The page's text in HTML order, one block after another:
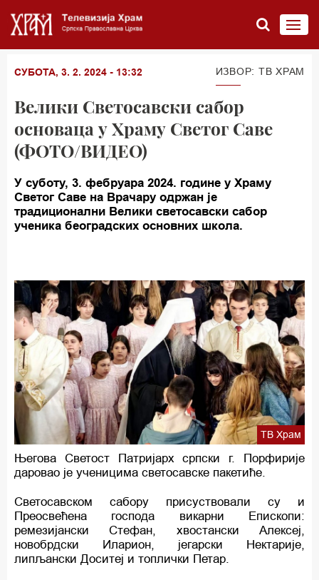
СУБОТА, 3. 2. 2024 - 13:32 ИЗВОР: TВ ХРАМ
Велики Светосавски сабор
основаца у Храму Светог Саве
(ФОТО/ВИДЕО)
У суботу, 3. фебруара 2024. године у Храму
Светог Саве на Врачару одржан је
традиционални Велики светосавски сабор
ученика београдских основних школа.
ТВ Храм
Његова Светост Патријарх српски г. Порфирије
даровао је ученицима светосавске пакетиће.
Светосавском сабору присуствовали су и
Преосвећена господа викарни Епископи:
ремезијански Стефан, хвостански Алексеј,
новобрдски Иларион, јегарски Нектарије,
липљански Доситеј и топлички Петар.